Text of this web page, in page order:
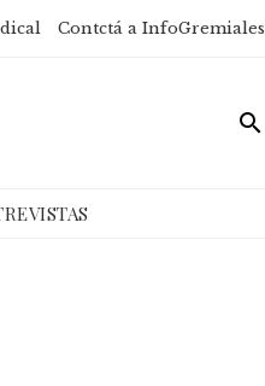
Contctá a InfoGremiales